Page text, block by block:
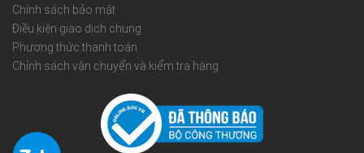
Chính sách bảo mật
Điều kiện giao dịch chung
Phương thức thanh toán
Chỉnh sách vận chuyển và kiểm tra hàng